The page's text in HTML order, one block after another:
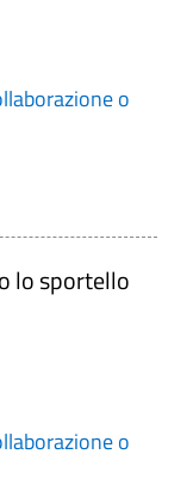
o
lo sportello
o